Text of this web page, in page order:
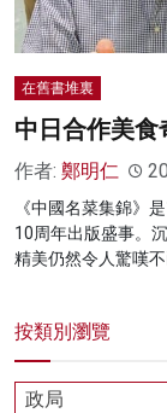
在舊書堆裏
中日合作美食
作者: 鄭明仁
《中國名菜集錦》
10周年出版盛事。
精美仍然令人驚嘆不
按類別瀏覽
政局